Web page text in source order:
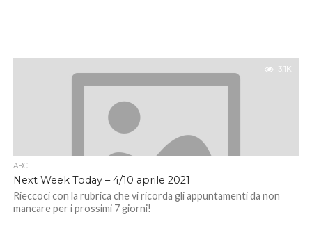
3.1K
ABC
Next Week Today – 4/10 aprile 2021
Rieccoci con la rubrica che vi ricorda gli appuntamenti da non
mancare per i prossimi 7 giorni!